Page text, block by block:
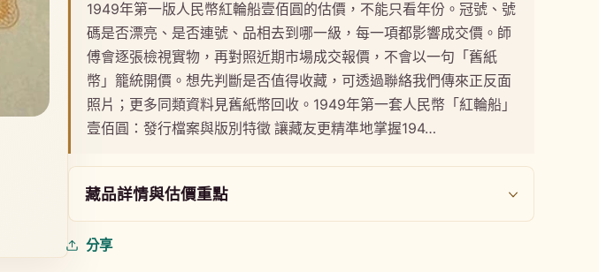
1949年第一版人民幣紅輪船壹佰圓的估價，不能只看年份。冠號、號
碼是否漂亮、是否連號、品相去到哪一級，每一項都影響成交價。師
傅會逐張檢視實物，再對照近期市場成交報價，不會以一句「舊紙
幣」籠統開價。想先判斷是否值得收藏，可透過聯絡我們傳來正反面
照片；更多同類資料見舊紙幣回收。1949年第一套人民幣「紅輪船」
壹佰圓：發行檔案與版別特徵 讓藏友更精準地掌握194…
藏品詳情與估價重點
分享